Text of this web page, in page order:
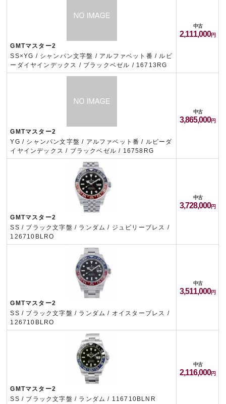
GMTマスター2
SS×YG / シャンパン文字盤 / アルファベット番 / ルビ
ーダイヤインデックス / ブラックベゼル / 16713RG
中古
2,111,000
GMTマスター2
YG / シャンパン文字盤 / アルファベット番 / ルビーダ
イヤインデックス / ブラックベゼル / 16758RG
中古
3,865,000
GMTマスター2
SS / ブラック文字盤 / ランダム / ジュビリーブレス /
126710BLRO
中古
3,728,000
GMTマスター2
SS / ブラック文字盤 / ランダム / オイスターブレス /
126710BLRO
中古
3,511,000
GMTマスター2
SS / ブラック文字盤 / ランダム / 116710BLNR
中古
2,116,000